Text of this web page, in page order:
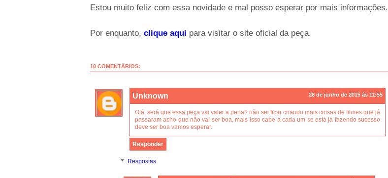
Estou muito feliz com essa novidade e mal posso esperar por mais informações.
Por enquanto, clique aqui para visitar o site oficial da peça.
10 COMENTÁRIOS:
Unknown 26 de junho de 2015 às 11:55
Olá, será que essa peça vai valer a pena? não sei ficar criando mais coisas de filmes que já
passaram acho que não vai ser boa, mais isso cabe a cada um se está já fazendo sucesso
deve ser boa vamos esperar.
Responder
Respostas